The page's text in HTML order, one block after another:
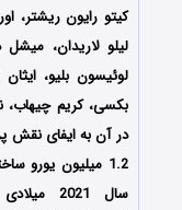
کیتو رایون ریشتر،
لیلو لاریدان،
لوئیسون بلیو،
بکسی، کریم چیهاب،
در آن به ایفای نقش